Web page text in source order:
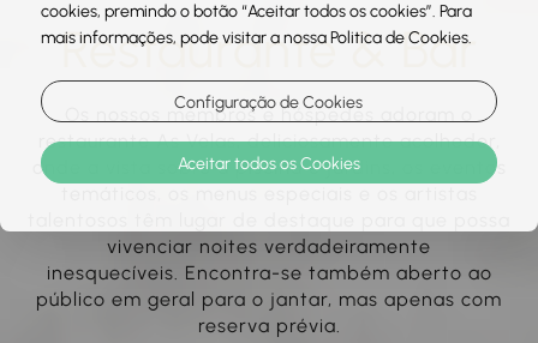
Restaurante & Bar
Os nossos membros e hóspedes adoram o
restaurante As Velas, deliciosamente acolhedor,
onde a vista sobre a piscina e jardins, os eventos
vivenciar noites verdadeiramente
inesquecíveis. Encontra-se também aberto ao
público em geral para o jantar, mas apenas com
reserva prévia.
cookies, premindo o botão “Aceitar todos os cookies”. Para
mais informações, pode visitar a nossa Politica de Cookies.
Configuração de Cookies
Aceitar todos os Cookies